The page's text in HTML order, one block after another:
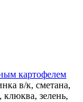
картофелем
в/к, сметана,
зелень,